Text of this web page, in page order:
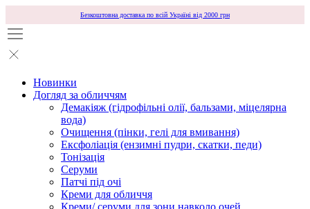
Безкоштовна доставка по всій Україні від 2000 грн
Новинки
Догляд за обличчям
Демакіяж (гідрофільні олії, бальзами, міцелярна
вода)
Очищення (пінки, гелі для вмивання)
Ексфоліація (ензимні пудри, скатки, педи)
Тонізація
Серуми
Патчі під очі
Креми для обличчя
Креми/ серуми для зони навколо очей